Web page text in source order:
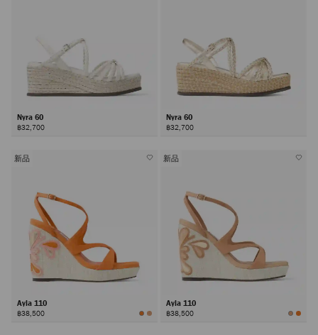
Nyra 60
฿32,700
Nyra 60
฿32,700
新品
Ayla 110
฿38,500
新品
Ayla 110
฿38,500